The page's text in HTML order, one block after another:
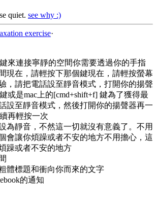
quiet. see why :)
exercise·
來連接寧靜的空間你需要透過你的手指
現在，請輕按下那個鍵現在，請輕按螢幕
，請把電話設至靜音模式，打開你的揚聲
或是mac上的[cmd+shift+f] 鍵為了獲得最
設至靜音模式，然後打開你的揚聲器再一
再輕按一次
為靜音，不然這一切就沒有意義了。 不用
會讓你煩躁或者不安的地方不用擔心，這
躁或者不安的地方
體標題和衝向你而來的文字
的通知